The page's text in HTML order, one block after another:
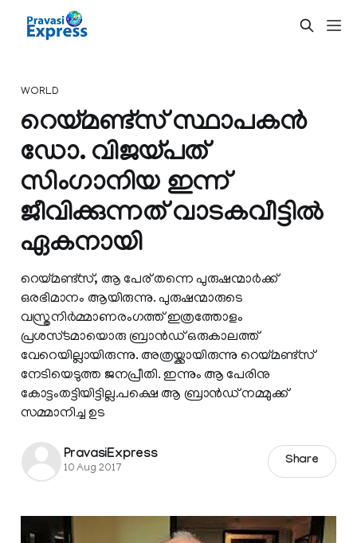
WORLD
റെയ്മണ്ട്‌സ് സ്ഥാപകൻ
ഡോ. വിജയ്പത്
സിംഗാനിയ ഇന്ന്
ജീവിക്കുന്നത് വാടകവീട്ടില്‍
ഏകനായി
റെയ്മണ്ട്സ്, ആ പേര് തന്നെ പുരുഷന്മാര്‍ക്ക്
ഒരഭിമാനം ആയിരുന്നു. പുരുഷന്മാരുടെ
വസ്ത്രനിര്‍മ്മാണരംഗത്ത് ഇത്രത്തോളം
പ്രശസ്ടമായൊരു ബ്രാന്‍ഡ്‌ ഒരുകാലത്ത്
വേറെയില്ലായിരുന്നു. അത്രയ്ക്കായിരുന്നു റെയ്മണ്ട്സ്
നേടിയെടുത്ത ജനപ്രീതി. ഇന്നും ആ പേരിനു
കോട്ടംതട്ടിയിട്ടില്ല.പക്ഷെ ആ ബ്രാന്‍ഡ്‌ നമ്മുക്ക്
സമ്മാനിച്ച ഉട
PravasiExpress
10 Aug 2017
Share